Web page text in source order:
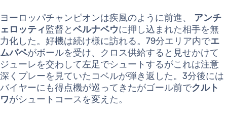
ヨーロッパチャンピオンは疾風のように前進、 アンチ
ェロッティ監督とベルナベウに押し込まれた相手を無
力化した。好機は続け様に訪れる。79分エリア内でエ
ムバペがボールを受け、クロス供給すると見せかけて
ジューレを交わして左足でシュートするがこれは注意
深くプレーを見ていたコベルが弾き返した。3分後には
バイヤーにも得点機が巡ってきたがゴール前でクルト
ワがシュートコースを変えた。